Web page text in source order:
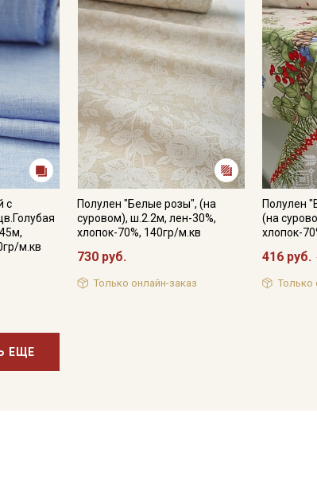
с
м.кв
Полулен "Белые розы", (на
суровом), ш.2.2м, лен-30%,
хлопок-70%, 140гр/м.кв
730 руб.
Только онлайн-заказ
Полулен
(на
хлопок-
416 руб.
Только
ЕЩЕ